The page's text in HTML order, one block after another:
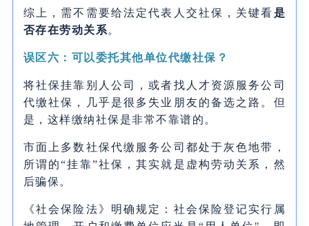
综上，需不需要给法定代表人交社保，关键看是
否存在劳动关系。
误区六：可以委托其他单位代缴社保？
将社保挂靠别人公司，或者找人才资源服务公司
代缴社保，几乎是很多失业朋友的备选之路。但
是，这样缴纳社保是非常不靠谱的。
市面上多数社保代缴服务公司都处于灰色地带，
所谓的“挂靠”社保，其实就是虚构劳动关系，然
后骗保。
《社会保险法》明确规定：社会保险登记实行属